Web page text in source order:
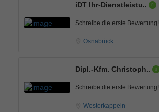
iDT Ihr-Dienstleistu..
Schreibe die erste Bewertung!
Osnabrück
Dipl.-Kfm. Christoph..
Schreibe die erste Bewertung!
Westerkappeln